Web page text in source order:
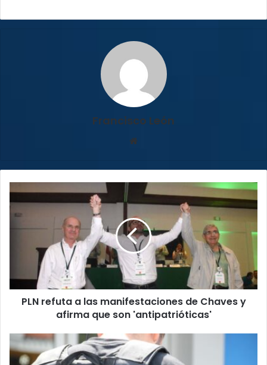
Francisco León
manifestaciones
afirma
quePLN refuta a las manifestaciones de Chaves y
afirma que son 'antipatrióticas'
Hombre
irá